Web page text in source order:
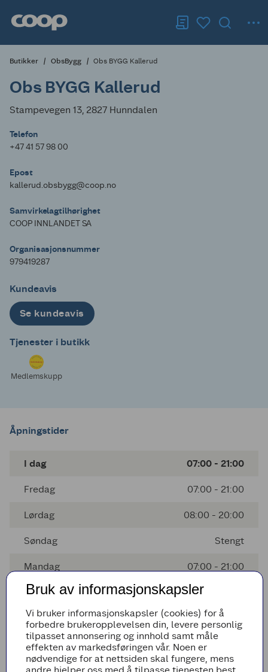
Butikker ObsBygg Obs BYGG Kallerud
Obs BYGG Kallerud
Stampevegen 13, 2827 Hunndalen
Telefon
+47 41 57 98 00
Epost
kallerud.obsbygg@coop.no
Samvirkelagtilhørighet
COOP INNLANDET SA
Organisasjonsnummer
979419287
Kundeavis
Se kundeavis
Tjenester i butikk
Medlemskupp
Åpningstider
I dag 07:00 - 21:00
Fredag 07:00 - 21:00
Lørdag 08:00 - 20:00
Søndag Stengt
Mandag 07:00 - 21:00
Tirsdag 07:00 - 21:00
Onsdag 07:00 - 21:00
Torsdag 07:00 - 21:00
Bruk av informasjonskapsler
Vi bruker informasjonskapsler (cookies) for å
forbedre brukeropplevelsen din, levere personlig
tilpasset annonsering og innhold samt måle
effekten av markedsføringen vår. Noen er
nødvendige for at nettsiden skal fungere, mens